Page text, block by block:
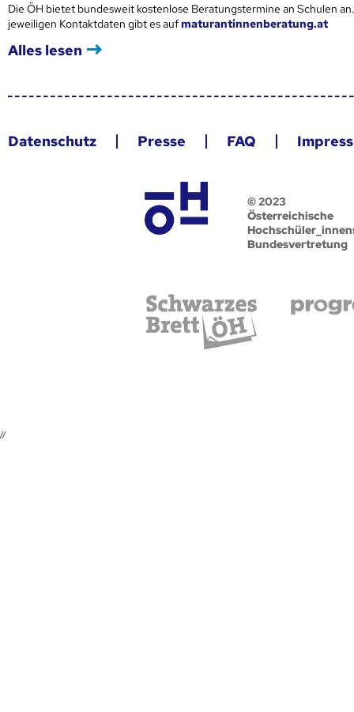
Die ÖH bietet bundesweit kostenlose Beratungstermine an Schulen
jeweiligen Kontaktdaten gibt es aufmaturantinnenberatung.at
Alles lesen
Datenschutz Presse FAQ
© 2023
Österreichische
Bundesvertretung
//